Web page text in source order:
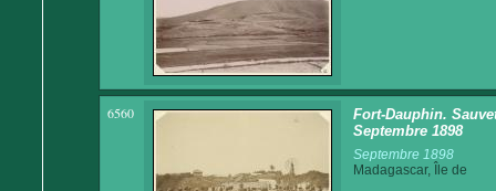
6560
Fort-Dauphin.
Septembre 1898
Septembre 1898
Madagascar, Île de